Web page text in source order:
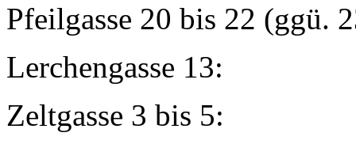
Pfeilgasse 20 bis
Zeltgasse 3